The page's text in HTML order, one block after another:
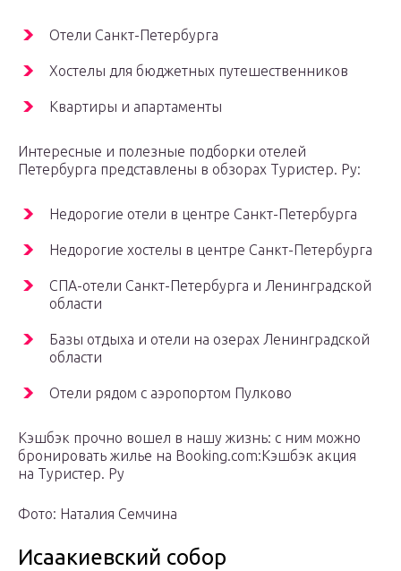
Отели Санкт-Петербурга
Хостелы для бюджетных путешественников
Квартиры и апартаменты
Интересные и полезные подборки отелей
Петербурга представлены в обзорах Туристер. Ру:
Недорогие отели в центре Санкт-Петербурга
Недорогие хостелы в центре Санкт-Петербурга
СПА-отели Санкт-Петербурга и Ленинградской
области
Базы отдыха и отели на озерах Ленинградской
области
Отели рядом с аэропортом Пулково
Кэшбэк прочно вошел в нашу жизнь: с ним можно
бронировать жилье на Booking.com:Кэшбэк акция
на Туристер. Ру
Фото: Наталия Семчина
Исаакиевский собор